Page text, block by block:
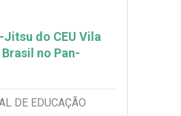
do CEU Vila
no Pan-
DE EDUCAÇÃO